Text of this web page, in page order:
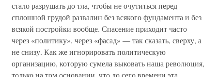
стало разрушать до тла, чтобы не очутиться перед
сплошной грудой развалин без всякого фундамента и без
всякой постройки вообще. Спасение приходит часто
через «политику», через «фасад» — так сказать, сверху, а
не снизу. Как же игнорировать политическую
организацию, которую сумела выковать наша революция,
только на том основании, что до сего времени эта